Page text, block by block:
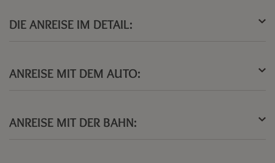
DIE ANREISE IM DETAIL:
ANREISE MIT DEM AUTO:
ANREISE MIT DER BAHN: